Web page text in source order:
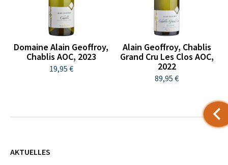
Domaine Alain Geoffroy,
Chablis AOC, 2023
19,95 €
Alain Geoffroy, Chablis
Grand Cru Les Clos AOC,
2022
89,95 €
AKTUELLES